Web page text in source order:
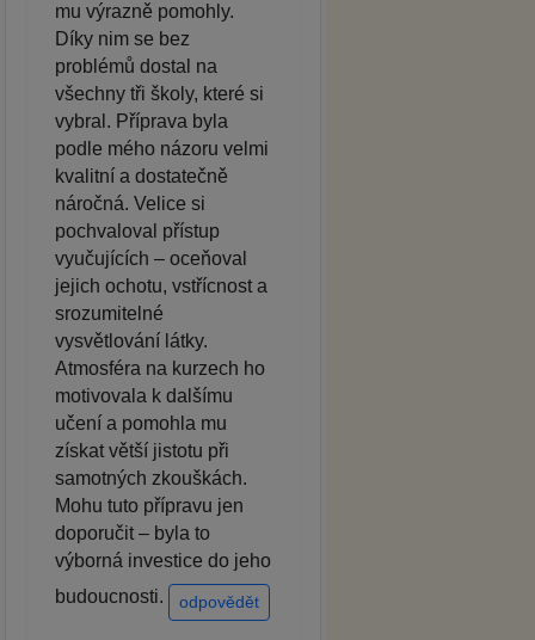
mu výrazně pomohly.
Díky nim se bez
problémů dostal na
všechny tři školy, které si
vybral. Příprava byla
podle mého názoru velmi
kvalitní a dostatečně
náročná. Velice si
pochvaloval přístup
vyučujících – oceňoval
jejich ochotu, vstřícnost a
srozumitelné
vysvětlování látky.
Atmosféra na kurzech ho
motivovala k dalšímu
učení a pomohla mu
získat větší jistotu při
samotných zkouškách.
Mohu tuto přípravu jen
doporučit – byla to
výborná investice do jeho
budoucnosti.
odpovědět